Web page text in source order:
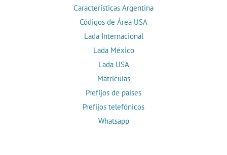
Características Argentina
Códigos de Área USA
Lada Internacional
Lada México
Lada USA
Matrículas
Prefijos de países
Prefijos telefónicos
Whatsapp